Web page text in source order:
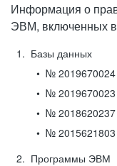
Информация о
ЭВМ, включенных в
Базы данных
№
№ 2019670023
№ 2018620237
№
Программы ЭВМ